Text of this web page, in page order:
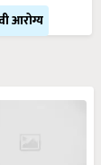
आरोग्य